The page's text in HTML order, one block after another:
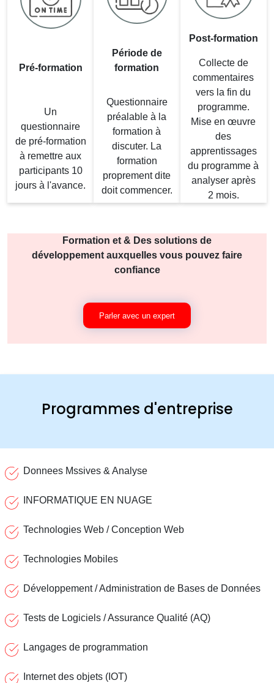
Pré-formation
Un
questionnaire
de pré-formation
à remettre aux
participants 10
jours à l'avance.
Période de
formation
Questionnaire
préalable à la
formation à
discuter. La
formation
proprement dite
doit commencer.
Post-formation
Collecte de
commentaires
vers la fin du
programme.
Mise en œuvre
des
apprentissages
du programme à
analyser après
2 mois.
Formation et & Des solutions de
développement auxquelles vous pouvez faire
confiance
Parler avec un expert
Programmes d'entreprise
Donnees Mssives & Analyse
INFORMATIQUE EN NUAGE
Technologies Web / Conception Web
Technologies Mobiles
Développement / Administration de Bases de Données
Tests de Logiciels / Assurance Qualité (AQ)
Langages de programmation
Internet des objets (IOT)